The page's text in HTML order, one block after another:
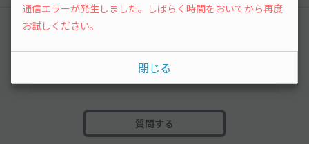
みんなの駐車場Q&A
まだ質問がありません。なにかわからないことや
不安な点があれば気軽に質問してみましょう。
質問する
通信エラーが発生しました。しばらく時間をおいてから再度
お試しください。
閉じる